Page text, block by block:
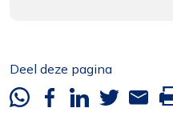
Deel deze pagina
WhatsappFacebook LinkedinTwitter Mail